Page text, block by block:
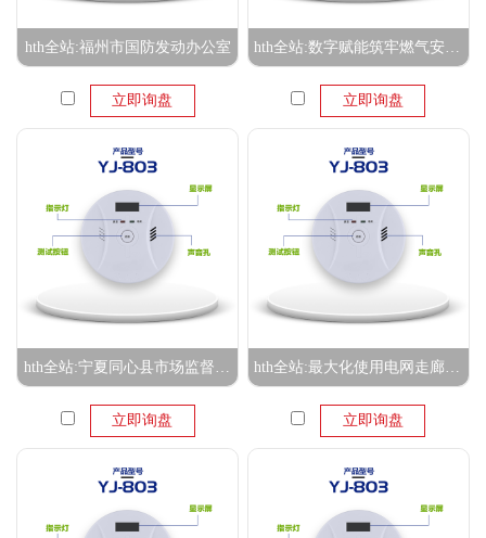
hth全站:福州市国防发动办公室
立即询盘 立即询盘
立即询盘 立即询盘